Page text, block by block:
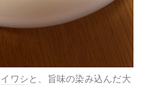
イワシと、旨味の染み込んだ大